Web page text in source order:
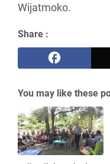
Wijatmoko.
Share :
You may like these